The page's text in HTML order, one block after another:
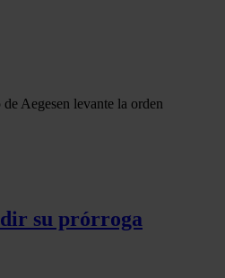
Aegesen levante la orden
su prórroga